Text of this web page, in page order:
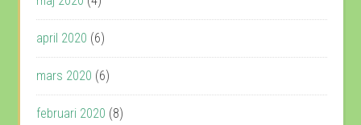
april 2020 (6)
mars 2020 (6)
februari 2020 (8)